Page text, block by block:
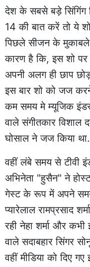
देश के सबसे बड़े सिंगिंग
14 की बात करें तो ये
पिछले सीजन के मुकाबले
कारण है कि, इस शो पर
अपनी अलग ही छाप
इस बार शो को जज
कम समय मे म्यूजिक
वाले संगीतकार विशाल
घोसाल ने जज किया था.
वहीं लंबे समय से टीवी
अभिनेता "हुसैन" ने
गेस्ट के रूप में अपने
प्यारेलाल रामप्रसाद
रही नेहा शर्मा और
वाले सदाबहार सिंगर
वहीं मीडिया को दिए